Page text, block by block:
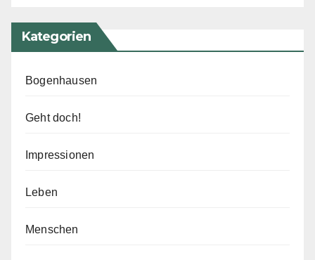
Kategorien
Bogenhausen
Geht doch!
Impressionen
Leben
Menschen